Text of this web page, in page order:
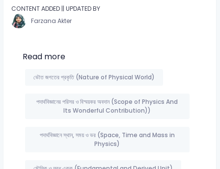
CONTENT ADDED || UPDATED BY
Farzana Akter
Read more
ভৌত জগতের প্রকৃতি (Nature of Physical World)
পদার্থবিজ্ঞানের পরিসর ও বিস্ময়কর অবদান (Scope of Physics And
Its Wonderful Contribution))
পদার্থবিজ্ঞানে স্থান, সময় ও ভর (Space, Time and Mass in
Physics)